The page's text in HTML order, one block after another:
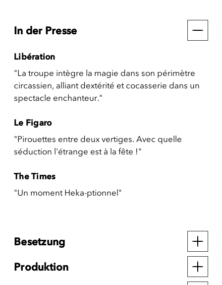
In der Presse
Libération
"La troupe intègre la magie dans son périmètre
circassien, alliant dextérité et cocasserie dans un
spectacle enchanteur."
Le Figaro
"Pirouettes entre deux vertiges. Avec quelle
séduction l'étrange est à la fête !"
The Times
"Un moment Heka-ptionnel"
Besetzung
Produktion